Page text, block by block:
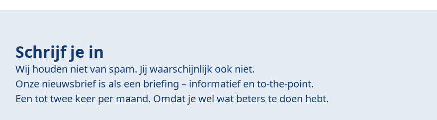
Schrijf je in
Wij houden niet van spam. Jij waarschijnlijk ook niet.
Onze nieuwsbrief is als een briefing – informatief en to-the-point.
Een tot twee keer per maand. Omdat je wel wat beters te doen hebt.